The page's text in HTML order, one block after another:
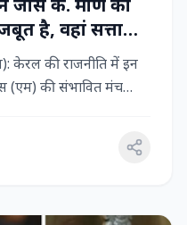
है, वहां सत्ता
बने रहने पर जोर
केरल की राजनीति में इन
(एम) की संभावित मंच